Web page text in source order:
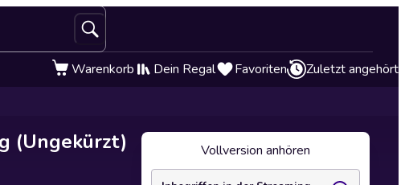
Warenkorb Dein Regal Favoriten Zuletzt angehört
(Ungekürzt) Vollversion anhören